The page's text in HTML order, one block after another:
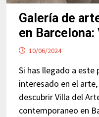
Galería de
en
10/06/2024
Si has llegado a este
interesado en el
descubrir Villa del
contemporaneo en